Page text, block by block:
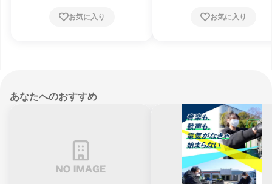
お気に入り お気に入り
あなたへのおすすめ